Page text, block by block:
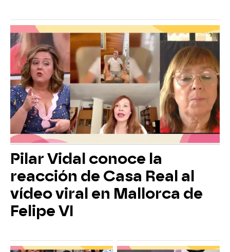
Pilar Vidal conoce la
reacción de Casa Real al
vídeo viral en Mallorca de
Felipe VI